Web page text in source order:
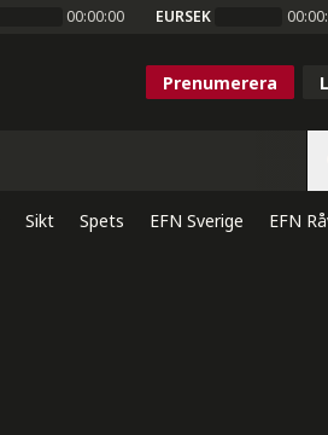
00:00:00 EURSEK
Prenumerera
Sikt Spets EFN Sverige EFN